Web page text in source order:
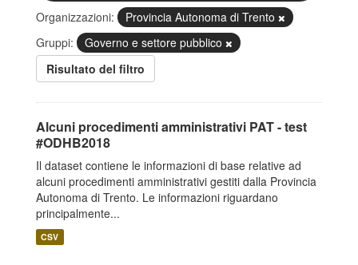
Organizzazioni:
Provincia Autonoma di Trento
Gruppi:
Governo e settore pubblico
Risultato del filtro
Alcuni procedimenti amministrativi PAT - test
#ODHB2018
Il dataset contiene le informazioni di base relative ad
alcuni procedimenti amministrativi gestiti dalla Provincia
Autonoma di Trento. Le informazioni riguardano
principalmente...
CSV